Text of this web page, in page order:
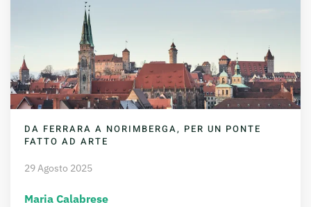
DA FERRARA A NORIMBERGA, PER UN PONTE
FATTO AD ARTE
29 Agosto 2025
Maria Calabrese